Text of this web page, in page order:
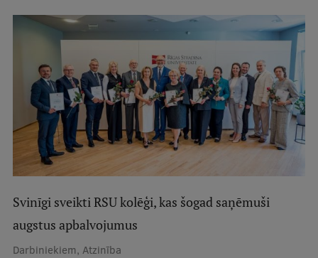
Studiju norises vietas
Fakultātes
Mūsu cilvēki
Stratēģija
Struktūra
Vēsture un tradīcijas
RSU fonds
Svinīgi sveikti RSU kolēģi, kas šogad saņēmuši
augstus apbalvojumus
Darbiniekiem, Atzinība